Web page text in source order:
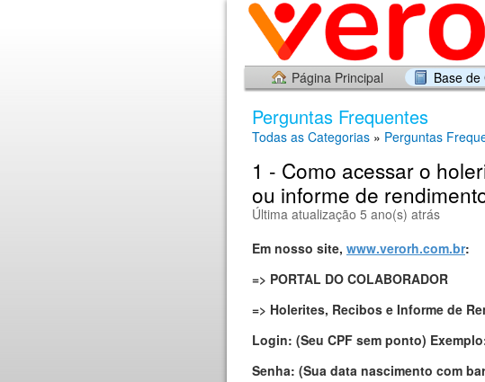
Página Principal Base de
Perguntas Frequentes
Todas as Categorias » Perguntas
1 - Como acessar o
ou informe de
Última atualização 5 ano(s) atrás
Em nosso site, www.verorh.com.br:
=> PORTAL DO COLABORADOR
=> Holerites, Recibos e Informe de
Login: (Seu CPF sem ponto)
Senha: (Sua data nascimento com